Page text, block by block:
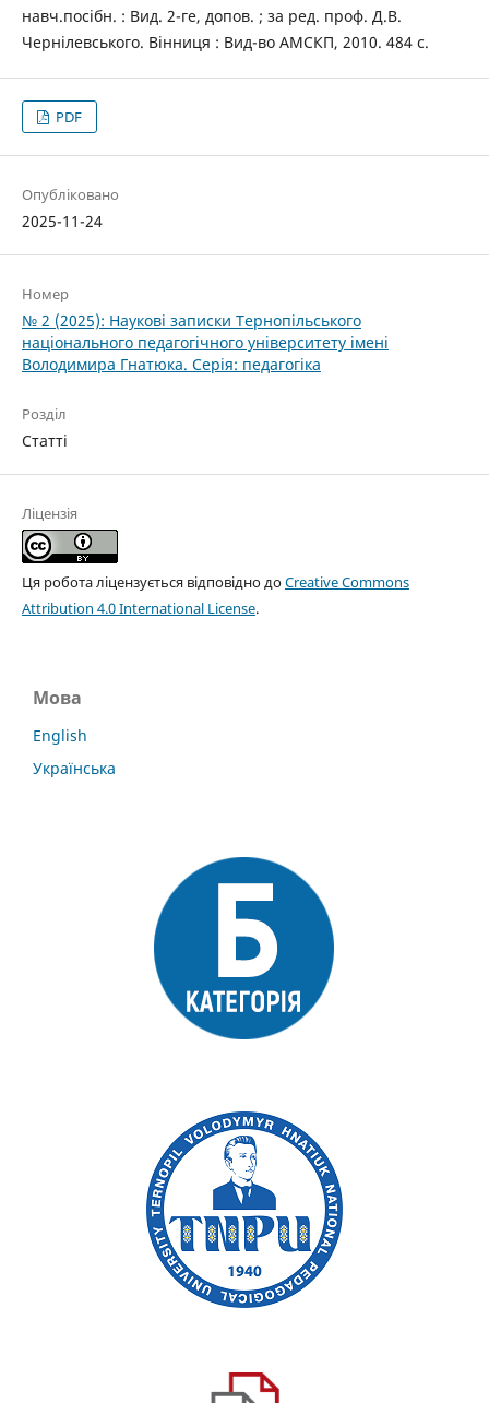
навч.посібн. : Вид. 2-ге, допов. ; за ред. проф. Д.В.
Чернілевського. Вінниця : Вид-во АМСКП, 2010. 484 с.
PDF
Опубліковано
2025-11-24
Номер
№ 2 (2025): Наукові записки Тернопільського
національного педагогічного університету імені
Володимира Гнатюка. Серія: педагогіка
Розділ
Статті
Ліцензія
Ця робота ліцензується відповідно доCreative Commons
Attribution 4.0 International License.
Мова
English
Українська